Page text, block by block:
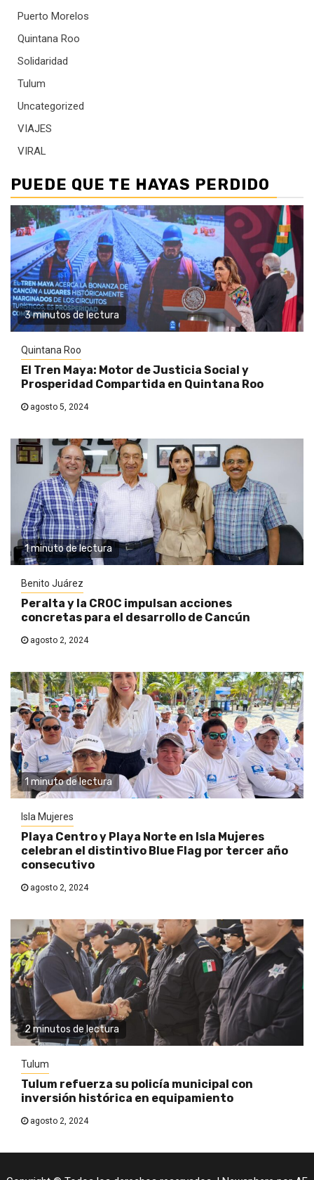
Puerto Morelos
Quintana Roo
Solidaridad
Tulum
Uncategorized
VIAJES
VIRAL
PUEDE QUE TE HAYAS PERDIDO
3 minutos de lectura
Quintana Roo
El Tren Maya: Motor de Justicia Social y
Prosperidad Compartida en Quintana Roo
agosto 5, 2024
1 minuto de lectura
Benito Juárez
Peralta y la CROC impulsan acciones
concretas para el desarrollo de Cancún
agosto 2, 2024
1 minuto de lectura
Isla Mujeres
Playa Centro y Playa Norte en Isla Mujeres
celebran el distintivo Blue Flag por tercer año
consecutivo
agosto 2, 2024
2 minutos de lectura
Tulum
Tulum refuerza su policía municipal con
inversión histórica en equipamiento
agosto 2, 2024